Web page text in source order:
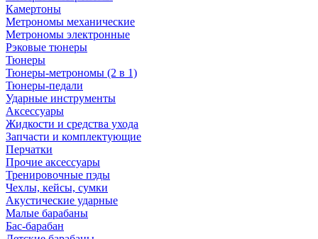
Камертоны
Метрономы механические
Метрономы электронные
Рэковые тюнеры
Тюнеры
Тюнеры-метрономы (2 в 1)
Тюнеры-педали
Ударные инструменты
Аксессуары
Жидкости и средства ухода
Запчасти и комплектующие
Перчатки
Прочие аксессуары
Тренировочные пэды
Чехлы, кейсы, сумки
Акустические ударные
Mалые барабаны
Бас-барабан